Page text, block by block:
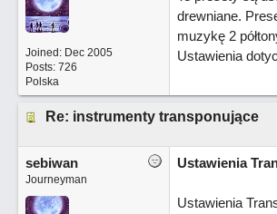
Joined: Dec 2005
Posts: 726
Polska
drewniane.
muzykę 2
Ustawienia
Re: instrumenty transponujące
sebiwan
Journeyman
Ustawienia
Ustawienia